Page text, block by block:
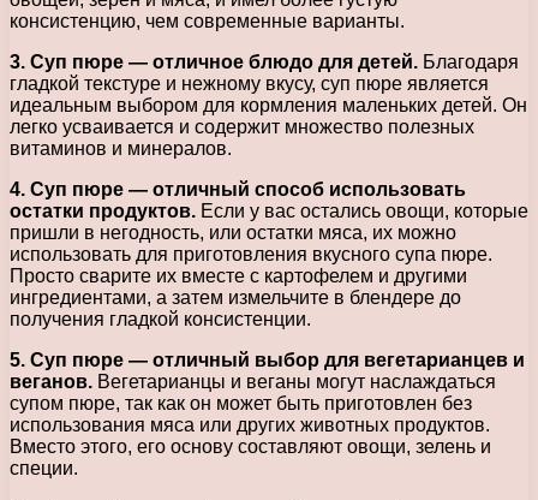
консистенцию, чем современные варианты.
3. Суп пюре — отличное блюдо для детей. Благодаря
гладкой текстуре и нежному вкусу, суп пюре является
идеальным выбором для кормления маленьких детей. Он
легко усваивается и содержит множество полезных
витаминов и минералов.
4. Суп пюре — отличный способ использовать
остатки продуктов. Если у вас остались овощи, которые
пришли в негодность, или остатки мяса, их можно
использовать для приготовления вкусного супа пюре.
Просто сварите их вместе с картофелем и другими
ингредиентами, а затем измельчите в блендере до
получения гладкой консистенции.
5. Суп пюре — отличный выбор для вегетарианцев и
веганов. Вегетарианцы и веганы могут наслаждаться
супом пюре, так как он может быть приготовлен без
использования мяса или других животных продуктов.
Вместо этого, его основу составляют овощи, зелень и
специи.